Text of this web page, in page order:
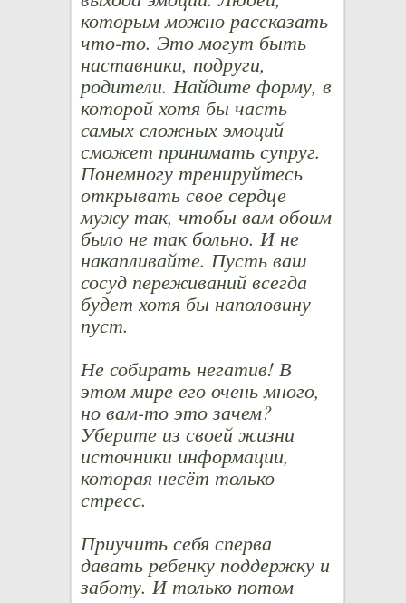
которым можно рассказать
что-то. Это могут быть
наставники, подруги,
родители. Найдите форму, в
которой хотя бы часть
самых сложных эмоций
сможет принимать супруг.
Понемногу тренируйтесь
открывать свое сердце
мужу так, чтобы вам обоим
было не так больно. И не
накапливайте. Пусть ваш
сосуд переживаний всегда
будет хотя бы наполовину
пуст.
Не собирать негатив! В
этом мире его очень много,
но вам-то это зачем?
Уберите из своей жизни
источники информации,
которая несёт только
стресс.
Приучить себя сперва
давать ребенку поддержку и
заботу. И только потом